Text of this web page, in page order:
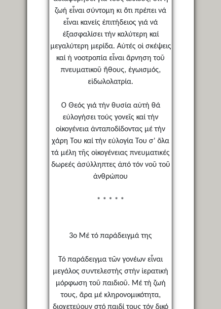
ζωή εἶναι σύντομη κι ὅτι πρέπει νά
εἶναι κανείς ἐπιτήδειος γιά νά
ἐξασφαλίσει τήν καλύτερη καί
μεγαλύτερη μερίδα. Αὐτές οἱ σκέψεις
καί ἡ νοοτροπία εἶναι ἄρνηση τοῦ
πνευματικοῦ ἤθους, ἐγωισμός,
εἰδωλολατρία.
Ὁ Θεός γιά τήν θυσία αὐτή θά
εὐλογήσει τούς γονεῖς καί τήν
οἰκογένεια ἀνταποδίδοντας μέ τήν
χάρη Του καί τήν εὐλογία Του σ’ ὅλα
τά μέλη τῆς οἰκογένειας πνευματικές
δωρεές ἀσύλληπτες ἀπό τόν νοῦ τοῦ
ἀνθρώπου
* * * * *
3ο Μέ τό παράδειγμά της
Τό παράδειγμα τῶν γονέων εἶναι
μεγάλος συντελεστής στήν ἱερατική
μόρφωση τοῦ παιδιοῦ. Μέ τή ζωή
τους, ἄρα μέ κληρονομικότητα,
διοχετεύουν στό παιδί τους τόν δικό